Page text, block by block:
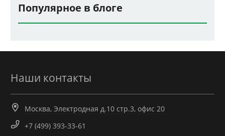
Популярное в блоге
Наши контакты
Москва, Электродная д.10 стр.3, офис 20
+7 (499) 393-33-61